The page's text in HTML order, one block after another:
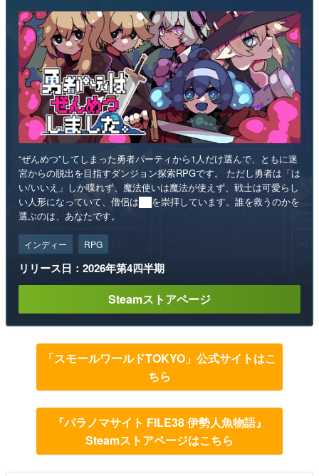
“ぜんめつ”してしまった勇者パーティから1人だけ選んで、ともに迷
宮からの脱出を目指すダンジョン探索RPGです。 ただし勇者は「は
い/いいえ」しか喋れず、魔法使いは魔法が使えず、戦士は可愛らし
い人形になっていて、僧侶は██を崇拝しています。誰を救うのかを
選ぶのは、あなたです。
インディー RPG
リリース日：2026年第4四半期
Steamストアページ
「スモールワールドTOKYO」公式サイトはこ
ちら
『パラノマサイト FILE38 伊勢人魚物語』
Steamストアページはこちら